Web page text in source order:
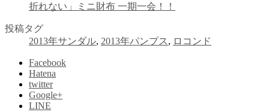
折れない」ミニ財布 一期一会！！
投稿タグ
2013年サンダル, 2013年パンプス, ロコンド
Facebook
Hatena
twitter
Google+
LINE